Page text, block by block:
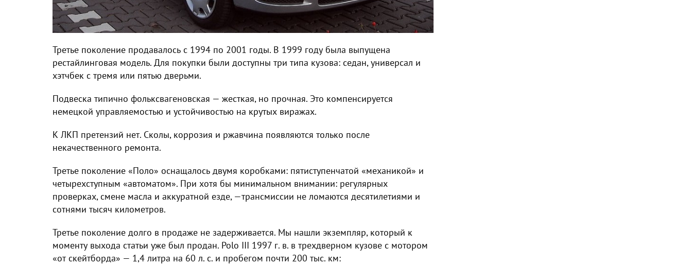
Третье поколение продавалось с 1994 по 2001 годы. В 1999 году была выпущена
рестайлинговая модель. Для покупки были доступны три типа кузова: седан, универсал и
хэтчбек с тремя или пятью дверьми.
Подвеска типично фольксвагеновская — жесткая, но прочная. Это компенсируется
немецкой управляемостью и устойчивостью на крутых виражах.
К ЛКП претензий нет. Сколы, коррозия и ржавчина появляются только после
некачественного ремонта.
Третье поколение «Поло» оснащалось двумя коробками: пятиступенчатой «механикой» и
четырехступным «автоматом». При хотя бы минимальном внимании: регулярных
проверках, смене масла и аккуратной езде, —трансмиссии не ломаются десятилетиями и
сотнями тысяч километров.
Третье поколение долго в продаже не задерживается. Мы нашли экземпляр, который к
моменту выхода статьи уже был продан. Polo III 1997 г. в. в трехдверном кузове с мотором
«от скейтборда» — 1,4 литра на 60 л. с. и пробегом почти 200 тыс. км: